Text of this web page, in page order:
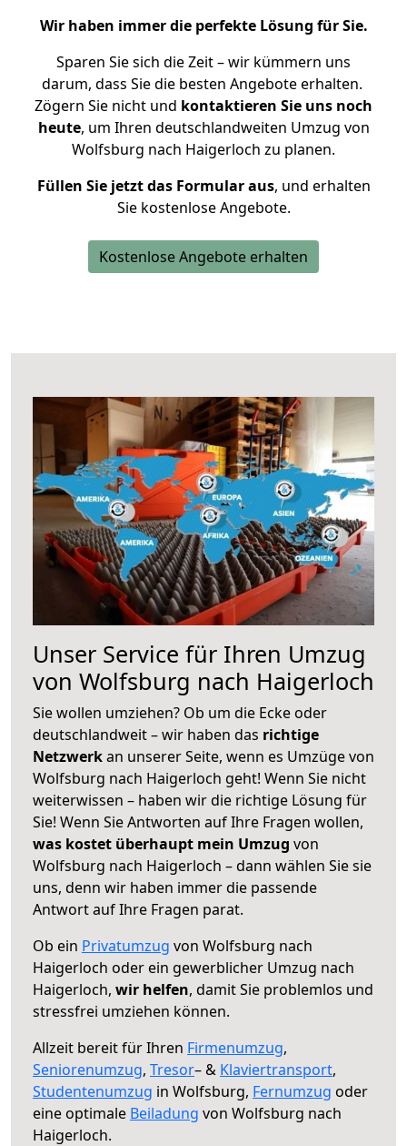
Wir haben immer die perfekte Lösung für Sie.
Sparen Sie sich die Zeit – wir kümmern uns
darum, dass Sie die besten Angebote erhalten.
Zögern Sie nicht und kontaktieren Sie uns noch
heute, um Ihren deutschlandweiten Umzug von
Wolfsburg nach Haigerloch zu planen.
Füllen Sie jetzt das Formular aus, und erhalten
Sie kostenlose Angebote.
Kostenlose Angebote erhalten
Unser Service für Ihren Umzug
von Wolfsburg nach Haigerloch
Sie wollen umziehen? Ob um die Ecke oder
deutschlandweit – wir haben das richtige
Netzwerkan unserer Seite, wenn es Umzüge von
Wolfsburg nach Haigerloch geht! Wenn Sie nicht
weiterwissen – haben wir die richtige Lösung für
Sie! Wenn Sie Antworten auf Ihre Fragen wollen,
was kostet überhaupt mein Umzug von
Wolfsburg nach Haigerloch – dann wählen Sie sie
uns, denn wir haben immer die passende
Antwort auf Ihre Fragen parat.
Ob ein Privatumzug von Wolfsburg nach
Haigerloch oder ein gewerblicher Umzug nach
Haigerloch, wir helfen, damit Sie problemlos und
stressfrei umziehen können.
Allzeit bereit für Ihren Firmenumzug,
Seniorenumzug, Tresor– & Klaviertransport,
Studentenumzug in Wolfsburg, Fernumzug oder
eine optimale Beiladung von Wolfsburg nach
Haigerloch.